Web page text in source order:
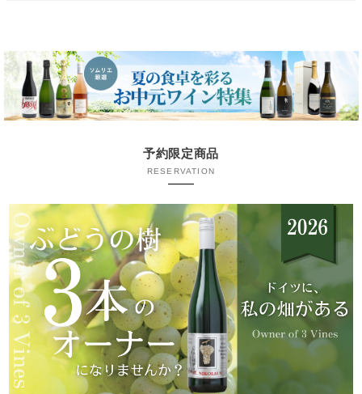
予約限定商品
RESERVATION